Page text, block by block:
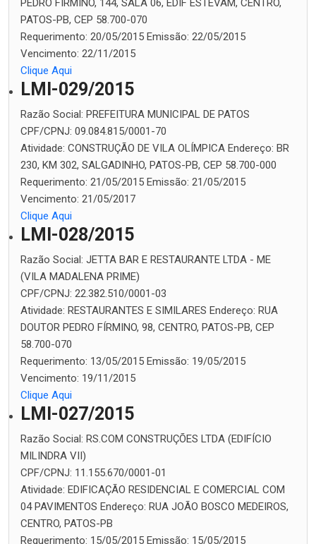
PEDRO FÍRMINO, 144, SALA 06, EDIF ESTEVAM, CENTRO,
PATOS-PB, CEP 58.700-070
Requerimento: 20/05/2015 Emissão: 22/05/2015
Vencimento: 22/11/2015
Clique Aqui
LMI-029/2015
Razão Social: PREFEITURA MUNICIPAL DE PATOS
CPF/CPNJ: 09.084.815/0001-70
Atividade: CONSTRUÇÃO DE VILA OLÍMPICA Endereço: BR
230, KM 302, SALGADINHO, PATOS-PB, CEP 58.700-000
Requerimento: 21/05/2015 Emissão: 21/05/2015
Vencimento: 21/05/2017
Clique Aqui
LMI-028/2015
Razão Social: JETTA BAR E RESTAURANTE LTDA - ME
(VILA MADALENA PRIME)
CPF/CPNJ: 22.382.510/0001-03
Atividade: RESTAURANTES E SIMILARES Endereço: RUA
DOUTOR PEDRO FÍRMINO, 98, CENTRO, PATOS-PB, CEP
58.700-070
Requerimento: 13/05/2015 Emissão: 19/05/2015
Vencimento: 19/11/2015
Clique Aqui
LMI-027/2015
Razão Social: RS.COM CONSTRUÇÕES LTDA (EDIFÍCIO
MILINDRA VII)
CPF/CPNJ: 11.155.670/0001-01
Atividade: EDIFICAÇÃO RESIDENCIAL E COMERCIAL COM
04 PAVIMENTOS Endereço: RUA JOÃO BOSCO MEDEIROS,
CENTRO, PATOS-PB
Requerimento: 15/05/2015 Emissão: 15/05/2015